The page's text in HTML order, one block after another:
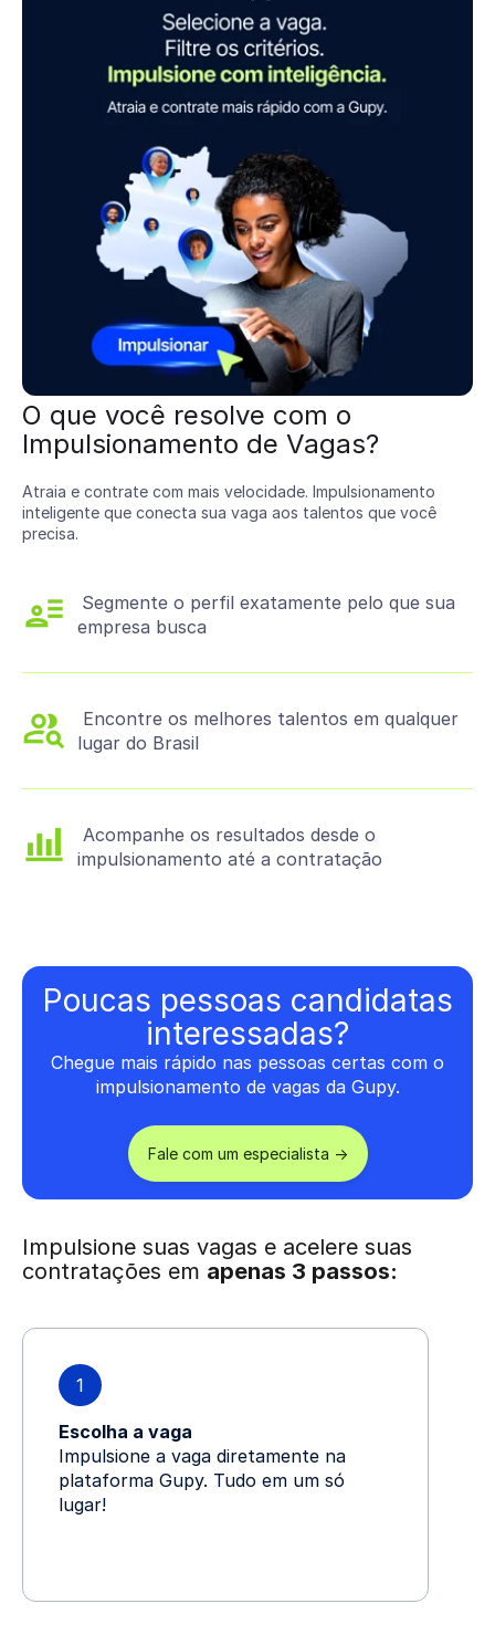
O que você resolve com o
Impulsionamento de Vagas?
Atraia e contrate com mais velocidade. Impulsionamento
inteligente que conecta sua vaga aos talentos que você
precisa.
Segmente o perfil exatamente pelo que sua
empresa busca
Encontre os melhores talentos em qualquer
lugar do Brasil
Acompanhe os resultados desde o
impulsionamento até a contratação
Poucas pessoas candidatas
interessadas?
Chegue mais rápido nas pessoas certas com o
impulsionamento de vagas da Gupy.
Fale com um especialista ->
Impulsione suas vagas e acelere suas
contratações em apenas 3 passos:
1
Escolha a vaga
Impulsione a vaga diretamente na
plataforma Gupy. Tudo em um só
lugar!